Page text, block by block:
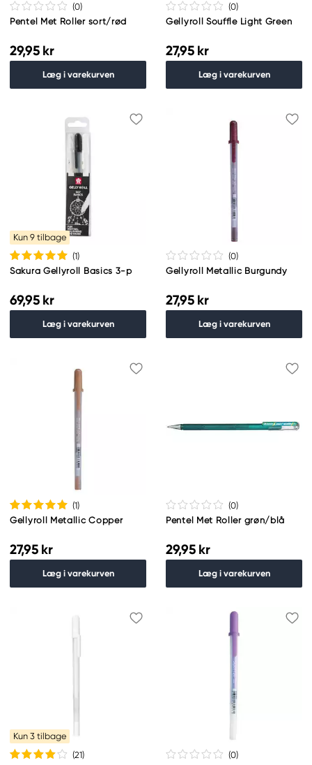
(0)
Pentel Met Roller sort/rød
29,95 kr
Læg i varekurven
(0)
Gellyroll Souffle Light Green
27,95 kr
Læg i varekurven
Kun 9 tilbage
(1)
Sakura Gellyroll Basics 3-p
69,95 kr
Læg i varekurven
(0)
Gellyroll Metallic Burgundy
27,95 kr
Læg i varekurven
(1)
Gellyroll Metallic Copper
27,95 kr
Læg i varekurven
(0)
Pentel Met Roller grøn/blå
29,95 kr
Læg i varekurven
Kun 3 tilbage
(21)
(0)